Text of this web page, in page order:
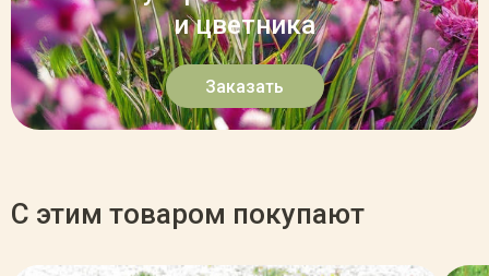
и цветника
Заказать
С этим товаром покупают